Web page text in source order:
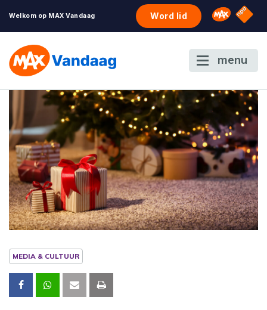
Welkom op MAX Vandaag Word lid Omroep
NPO
menu
MEDIA & CULTUUR